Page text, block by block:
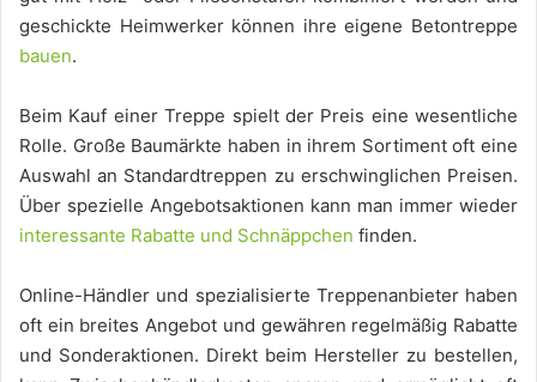
geschickte Heimwerker können ihre eigene Betontreppe
bauen.
Beim Kauf einer Treppe spielt der Preis eine wesentliche
Rolle. Große Baumärkte haben in ihrem Sortiment oft eine
Auswahl an Standardtreppen zu erschwinglichen Preisen.
Über spezielle Angebotsaktionen kann man immer wieder
interessante Rabatte und Schnäppchen finden.
Online-Händler und spezialisierte Treppenanbieter haben
oft ein breites Angebot und gewähren regelmäßig Rabatte
und Sonderaktionen. Direkt beim Hersteller zu bestellen,